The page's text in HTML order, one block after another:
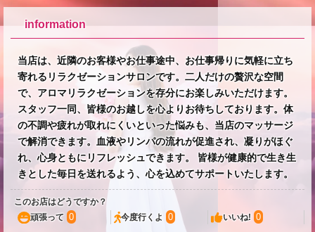
information
当店は、近隣のお客様やお仕事途中、お仕事帰りに気軽に立ち
寄れるリラクゼーションサロンです。二人だけの贅沢な空間
で、アロマリラクゼーションを存分にお楽しみいただけます。
スタッフ一同、皆様のお越しを心よりお待ちしております。体
の不調や疲れが取れにくいといった悩みも、当店のマッサージ
で解消できます。血液やリンパの流れが促進され、凝りがほぐ
れ、心身ともにリフレッシュできます。 皆様が健康的で生き生
きとした毎日を送れるよう、心を込めてサポートいたします。
このお店はどうですか？
頑張って 0 今度行くよ 0 いいね! 0